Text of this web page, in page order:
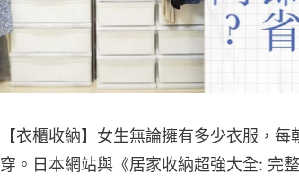
【衣櫃收納】女生無論擁有多少衣服，
穿。日本網站與《居家收納超強大全: 完